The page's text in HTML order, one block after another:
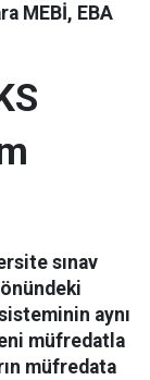
MEBİ, EBA
sınav
aynı
müfredatla
müfredata